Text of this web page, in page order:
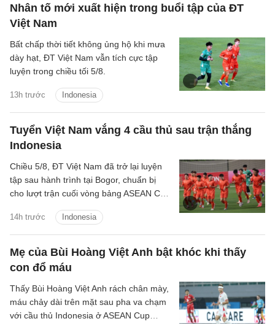
Nhân tố mới xuất hiện trong buổi tập của ĐT
Việt Nam
13h trước Indonesia
Bất chấp thời tiết không ủng hộ khi mưa
dày hạt, ĐT Việt Nam vẫn tích cực tập
luyện trong chiều tối 5/8.
Tuyển Việt Nam vắng 4 cầu thủ sau trận thắng
Indonesia
14h trước Indonesia
Chiều 5/8, ĐT Việt Nam đã trở lại luyện
tập sau hành trình tại Bogor, chuẩn bị
cho lượt trận cuối vòng bảng ASEAN Cup
Mẹ của Bùi Hoàng Việt Anh bật khóc khi thấy
con đổ máu
Thấy Bùi Hoàng Việt Anh rách chân mày,
máu chảy dài trên mặt sau pha va chạm
với cầu thủ Indonesia ở ASEAN Cup